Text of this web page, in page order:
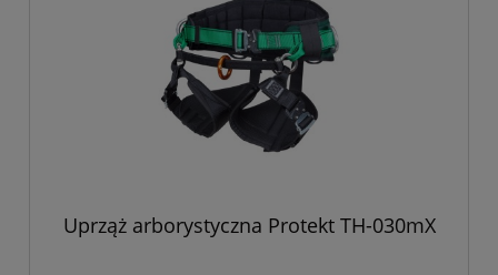
Uprząż arborystyczna Protekt TH-030mX